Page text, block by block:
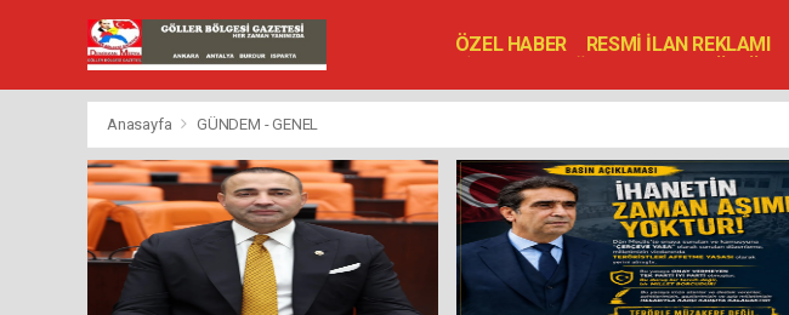
ÖZEL HABER RESMİ İLAN REKLAMI
VEFAT EDENLER
TOPLANTI - DÜĞÜN
Anasayfa GÜNDEM - GENEL